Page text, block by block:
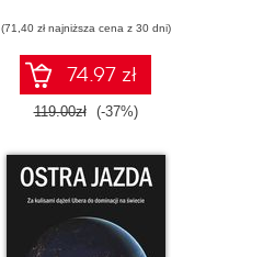
(71,40 zł najniższa cena z 30 dni)
74.97 zł
119.00zł (-37%)